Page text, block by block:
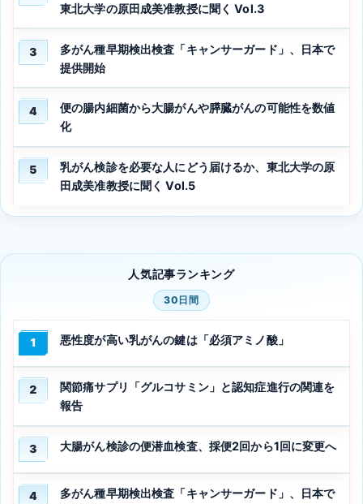
東北大学の原田成美准教授に聞く Vol.3
3
多がん種早期検出検査「キャンサーガード」、日本で
提供開始
4
便の腸内細菌から大腸がんや膵臓がんの可能性を数値
化
5
乳がん検診を必要な人にどう届けるか、東北大学の原
田成美准教授に聞く Vol.5
人気記事ランキング
30日間
1 悪性度が高い乳がんの鍵は「必須アミノ酸」
2
関節痛サプリ「グルコサミン」と認知症進行の関連を
報告
3 大腸がん検診の便潜血検査、採便2回から1回に変更へ
4
多がん種早期検出検査「キャンサーガード」、日本で